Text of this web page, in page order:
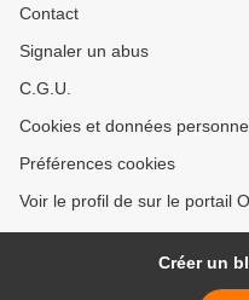
Contact
Signaler un abus
C.G.U.
Cookies et données
Préférences cookies
Voir le profil de sur le portail
Créer un